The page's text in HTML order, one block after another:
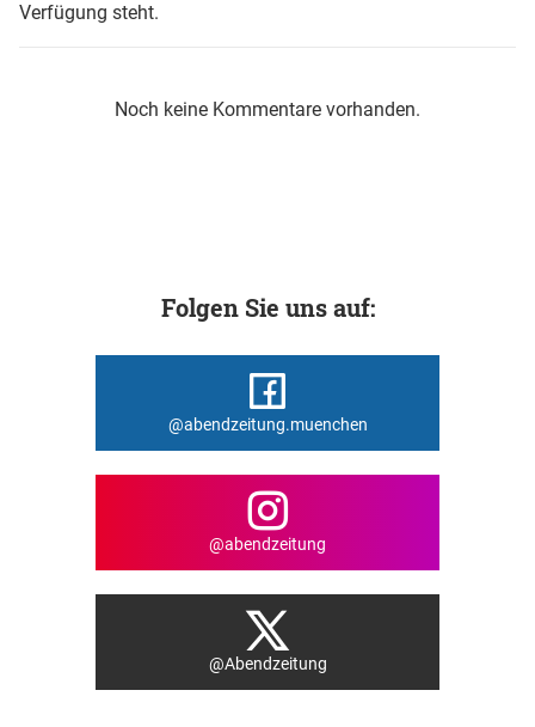
Verfügung steht.
Noch keine Kommentare vorhanden.
Folgen Sie uns auf:
@abendzeitung.muenchen
@abendzeitung
@Abendzeitung